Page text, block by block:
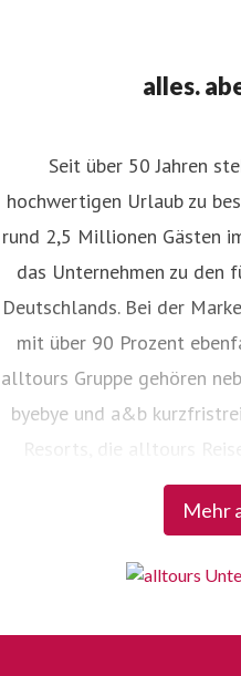
alles.
Mehr
Seit über 50 Jahren
hochwertigen Urlaub zu
rund 2,5 Millionen Gästen
das Unternehmen zu den
Deutschlands. Bei der
mit über 90 Prozent
alltours Gruppe gehören
byebye und a&b
Resorts, die alltours
Agenturen Viajes allsun
service
alles.